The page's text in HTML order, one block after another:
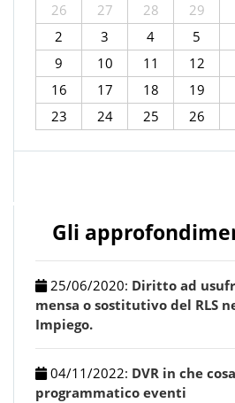
26
27 28 29
2
3 4 5
9
10 11 12
16
17 18 19
23
24 25 26
Gli
25/06/2020: Diritto ad
mensa o sostitutivo del RLS
Impiego.
04/11/2022: DVR in che
programmatico eventi